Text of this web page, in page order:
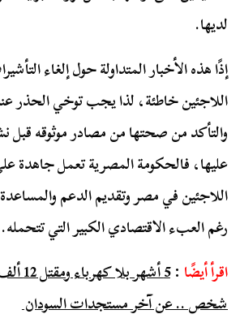
لديها.
إذًا هذه الأخبار المتداولة حول إلغاء
اللاجئين خاطئة، لذا يجب توخي الحذر
والتأكد من صحتها من مصادر موثوقه قبل
عليها، فالحكومة المصرية تعمل جاهدة
اللاجئين في مصر وتقديم الدعم
رغم العبء الاقتصادي الكبير التي تتحمله.
اقرأ أيضًا :
شخص .. عن آخر مستجدات السودان